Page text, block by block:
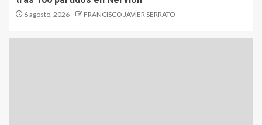
6 agosto, 2026 FRANCISCO JAVIER SERRATO